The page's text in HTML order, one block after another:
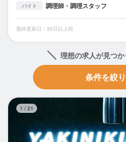
バイト 調理師・調理スタッフ
最終更新日：30日以上前
理想の求人が見つ
条件を絞
1 / 21